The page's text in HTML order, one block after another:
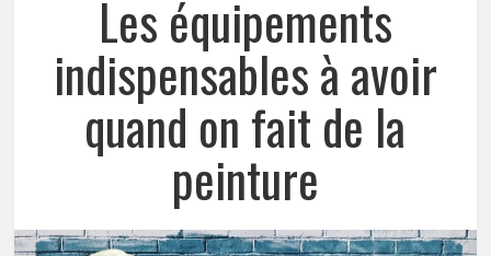
Les équipements
indispensables à avoir
quand on fait de la
peinture